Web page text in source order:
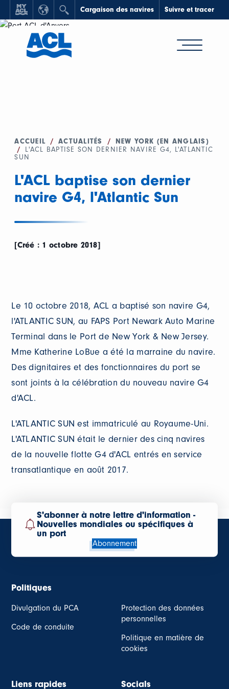
Cargaison des navires Suivre et tracer
ACCUEIL / ACTUALITÉS /
NEW YORK (EN ANGLAIS)
/
L'ACL BAPTISE SON DERNIER NAVIRE G4, L'ATLANTIC
SUN
L'ACL baptise son dernier
navire G4, l'Atlantic Sun
[Créé : 1 octobre 2018]
Le 10 octobre 2018, ACL a baptisé son navire G4,
l'ATLANTIC SUN, au FAPS Port Newark Auto Marine
Terminal dans le Port de New York & New Jersey.
Mme Katherine LoBue a été la marraine du navire.
Des dignitaires et des fonctionnaires du port se
sont joints à la célébration du nouveau navire G4
d'ACL.
L'ATLANTIC SUN est immatriculé au Royaume-Uni.
L'ATLANTIC SUN était le dernier des cinq navires
de la nouvelle flotte G4 d'ACL entrés en service
transatlantique en août 2017.
S'abonner à notre lettre d'information -
Nouvelles mondiales ou spécifiques à
un port
Abonnement
Liens rapides
Politiques
Divulgation du PCA
Code de conduite
Protection des données
personnelles
Politique en matière de
cookies
Socials